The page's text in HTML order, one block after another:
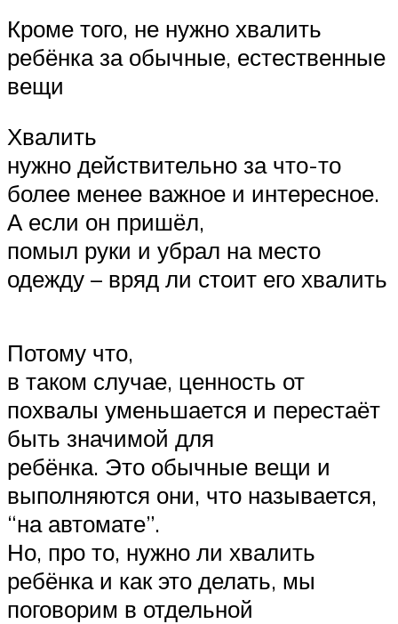
Кроме того, не нужно хвалить
ребёнка за обычные, естественные
вещи
Хвалить
нужно действительно за что-то
более менее важное и интересное.
А если он пришёл,
помыл руки и убрал на место
одежду – вряд ли стоит его хвалить
Потому что,
в таком случае, ценность от
похвалы уменьшается и перестаёт
быть значимой для
ребёнка. Это обычные вещи и
выполняются они, что называется,
“на автомате”.
Но, про то, нужно ли хвалить
ребёнка и как это делать, мы
поговорим в отдельной